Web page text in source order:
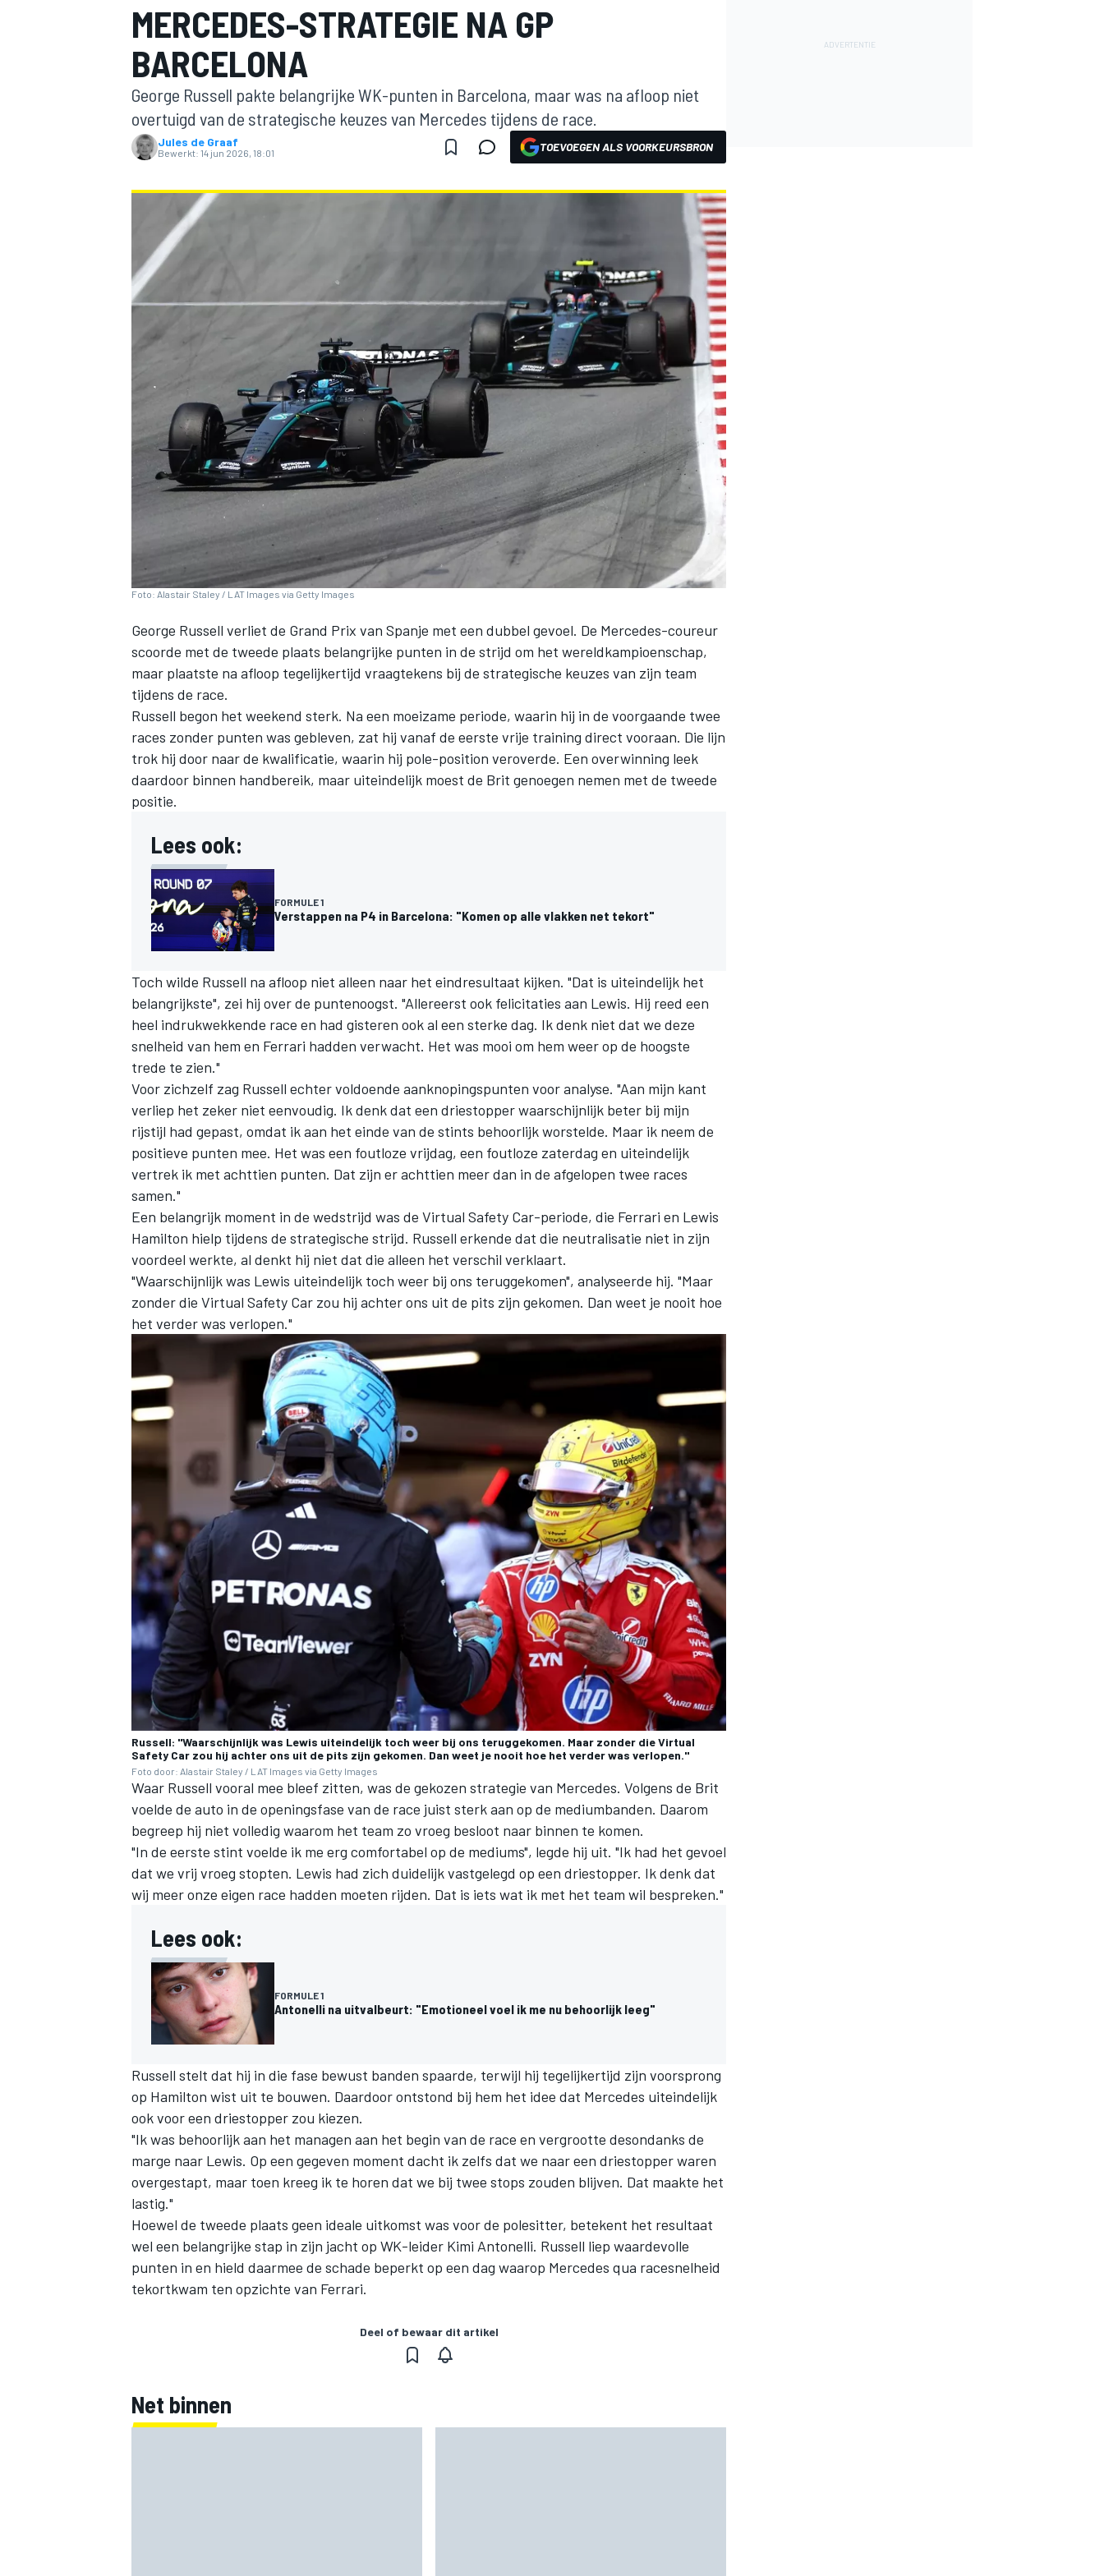
INDYCAR
WEC DTM
MEER RACEKLASSEN
MERCEDES-STRATEGIE NA GP
BARCELONA
George Russell pakte belangrijke WK-punten in Barcelona, maar was na afloop niet
overtuigd van de strategische keuzes van Mercedes tijdens de race.
Jules de Graaf
Bewerkt: 14 jun 2026, 18:01 TOEVOEGEN ALS VOORKEURSBRON
Foto: Alastair Staley / LAT Images via Getty Images
George Russell verliet de Grand Prix van Spanje met een dubbel gevoel. De Mercedes-coureur
scoorde met de tweede plaats belangrijke punten in de strijd om het wereldkampioenschap,
maar plaatste na afloop tegelijkertijd vraagtekens bij de strategische keuzes van zijn team
tijdens de race.
Russell begon het weekend sterk. Na een moeizame periode, waarin hij in de voorgaande twee
races zonder punten was gebleven, zat hij vanaf de eerste vrije training direct vooraan. Die lijn
trok hij door naar de kwalificatie, waarin hij pole-position veroverde. Een overwinning leek
daardoor binnen handbereik, maar uiteindelijk moest de Brit genoegen nemen met de tweede
positie.
Lees ook:
FORMULE 1
Verstappen na P4 in Barcelona: "Komen op alle vlakken net tekort"
Toch wilde Russell na afloop niet alleen naar het eindresultaat kijken. "Dat is uiteindelijk het
belangrijkste", zei hij over de puntenoogst. "Allereerst ook felicitaties aan Lewis. Hij reed een
heel indrukwekkende race en had gisteren ook al een sterke dag. Ik denk niet dat we deze
snelheid van hem en Ferrari hadden verwacht. Het was mooi om hem weer op de hoogste
trede te zien."
Voor zichzelf zag Russell echter voldoende aanknopingspunten voor analyse. "Aan mijn kant
verliep het zeker niet eenvoudig. Ik denk dat een driestopper waarschijnlijk beter bij mijn
rijstijl had gepast, omdat ik aan het einde van de stints behoorlijk worstelde. Maar ik neem de
positieve punten mee. Het was een foutloze vrijdag, een foutloze zaterdag en uiteindelijk
vertrek ik met achttien punten. Dat zijn er achttien meer dan in de afgelopen twee races
samen."
Een belangrijk moment in de wedstrijd was de Virtual Safety Car-periode, die Ferrari en Lewis
Hamilton hielp tijdens de strategische strijd. Russell erkende dat die neutralisatie niet in zijn
voordeel werkte, al denkt hij niet dat die alleen het verschil verklaart.
"Waarschijnlijk was Lewis uiteindelijk toch weer bij ons teruggekomen", analyseerde hij. "Maar
zonder die Virtual Safety Car zou hij achter ons uit de pits zijn gekomen. Dan weet je nooit hoe
het verder was verlopen."
Russell: "Waarschijnlijk was Lewis uiteindelijk toch weer bij ons teruggekomen. Maar zonder die Virtual
Safety Car zou hij achter ons uit de pits zijn gekomen. Dan weet je nooit hoe het verder was verlopen."
Foto door: Alastair Staley / LAT Images via Getty Images
Waar Russell vooral mee bleef zitten, was de gekozen strategie van Mercedes. Volgens de Brit
voelde de auto in de openingsfase van de race juist sterk aan op de mediumbanden. Daarom
begreep hij niet volledig waarom het team zo vroeg besloot naar binnen te komen.
"In de eerste stint voelde ik me erg comfortabel op de mediums", legde hij uit. "Ik had het gevoel
dat we vrij vroeg stopten. Lewis had zich duidelijk vastgelegd op een driestopper. Ik denk dat
wij meer onze eigen race hadden moeten rijden. Dat is iets wat ik met het team wil bespreken."
Lees ook:
FORMULE 1
Antonelli na uitvalbeurt: "Emotioneel voel ik me nu behoorlijk leeg"
Russell stelt dat hij in die fase bewust banden spaarde, terwijl hij tegelijkertijd zijn voorsprong
op Hamilton wist uit te bouwen. Daardoor ontstond bij hem het idee dat Mercedes uiteindelijk
ook voor een driestopper zou kiezen.
"Ik was behoorlijk aan het managen aan het begin van de race en vergrootte desondanks de
marge naar Lewis. Op een gegeven moment dacht ik zelfs dat we naar een driestopper waren
overgestapt, maar toen kreeg ik te horen dat we bij twee stops zouden blijven. Dat maakte het
lastig."
Hoewel de tweede plaats geen ideale uitkomst was voor de polesitter, betekent het resultaat
wel een belangrijke stap in zijn jacht op WK-leider Kimi Antonelli. Russell liep waardevolle
punten in en hield daarmee de schade beperkt op een dag waarop Mercedes qua racesnelheid
tekortkwam ten opzichte van Ferrari.
Deel of bewaar dit artikel
Net binnen